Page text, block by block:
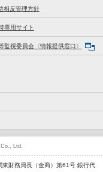
相反管理方針
専用サイト
監視委員会〈情報提供窓口〉
財務局長（金商）第61号 銀行代
Ltd.